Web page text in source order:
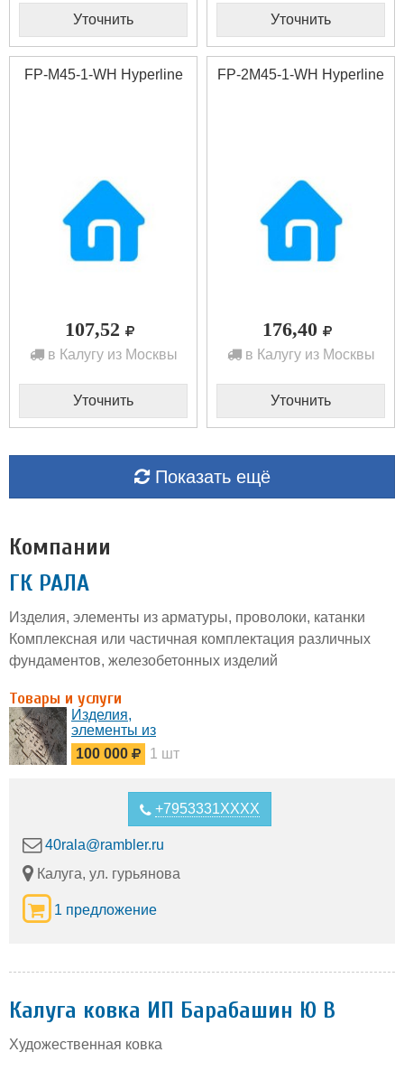
Уточнить Уточнить
FP-M45-1-WH Hyperline
107,52
в Калугу из Москвы
Уточнить
FP-2M45-1-WH Hyperline
176,40
в Калугу из Москвы
Уточнить
Показать ещё
Компании
ГК РАЛА
Изделия, элементы из арматуры, проволоки, катанки
Комплексная или частичная комплектация различных
фундаментов, железобетонных изделий
Товары и услуги
Изделия,
элементы из
арматуры,
проволоки,
100 000 1 шт
+7953331XXXX
40rala@rambler.ru
Калуга, ул. гурьянова
1 предложение
Калуга ковка ИП Барабашин Ю В
Художественная ковка